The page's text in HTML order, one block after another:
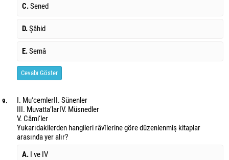
C.Sened
D.Şâhid
E.Semâ
Cevabı Göster
9. I. Mu‘cemlerII. Sünenler
III. Muvatta’larIV. Müsnedler
V. Câmi‘ler
Yukarıdakilerden hangileri râvîlerine göre düzenlenmiş kitaplar
arasında yer alır?
A. I ve IV